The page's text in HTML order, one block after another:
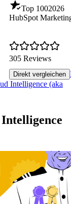
Top 1002026
HubSpot Marketing
305 Reviews
Direkt vergleichen
Intelligence (aka